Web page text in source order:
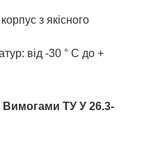
з якісного
від -30 ° C до +
Вимогами ТУ У 26.3-